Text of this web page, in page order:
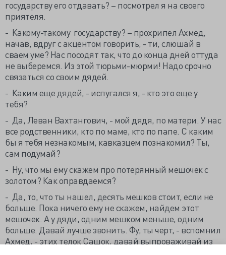
государству его отдавать? – посмотрел я на своего
приятеля.
- Какому-такому государству? – прохрипел Ахмед,
начав, вдруг с акцентом говорить, - ти, слюшай в
сваем уме? Нас посодят так, что до конца дней оттуда
не выберемся. Из этой тюрьми-мюрми! Надо срочно
связаться со своим дядей.
- Каким еще дядей, - испугался я, - кто это еще у
тебя?
- Да, Леван Вахтангович, - мой дядя, по матери. У нас
все родственники, кто по маме, кто по папе. С каким
бы я тебя незнакомым, кавказцем познакомил? Ты,
сам подумай?
- Ну, что мы ему скажем про потерянный мешочек с
золотом? Как оправдаемся?
- Да, то, что ты нашел, десять мешков стоит, если не
больше. Пока ничего ему не скажем, найдем этот
мешочек. А у дяди, одним мешком меньше, одним
больше. Давай лучше звонить. Фу, ты черт, - вспомнил
Ахмед, - этих телок Сашок, давай выпроваживай из